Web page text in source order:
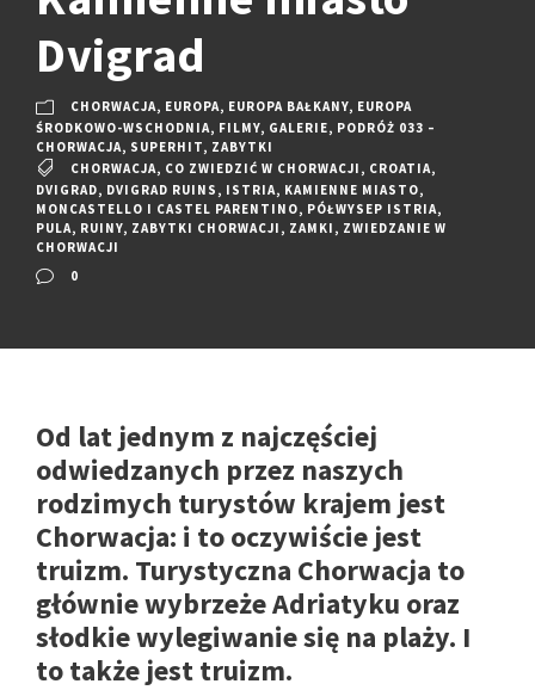
Dvigrad
CHORWACJA, EUROPA, EUROPA BAŁKANY, EUROPA
ŚRODKOWO-WSCHODNIA, FILMY, GALERIE, PODRÓŻ 033 –
CHORWACJA, SUPERHIT, ZABYTKI
CHORWACJA, CO ZWIEDZIĆ W CHORWACJI , CROATIA,
DVIGRAD, DVIGRAD RUINS , ISTRIA, KAMIENNE MIASTO,
MONCASTELLO I CASTEL PARENTINO, PÓŁWYSEP ISTRIA,
PULA, RUINY, ZABYTKI CHORWACJI , ZAMKI , ZWIEDZANIE W
CHORWACJI
0
Od lat jednym z najczęściej
odwiedzanych przez naszych
rodzimych turystów krajem jest
Chorwacja: i to oczywiście jest
truizm. Turystyczna Chorwacja to
głównie wybrzeże Adriatyku oraz
słodkie wylegiwanie się na plaży. I
to także jest truizm.